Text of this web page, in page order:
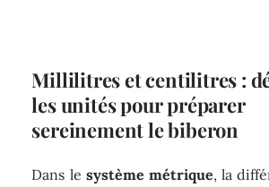
Millilitres et centilitres :
les unités pour préparer
sereinement le biberon
Dans le système métrique, la